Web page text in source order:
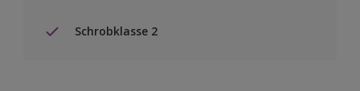
Schrobklasse 2